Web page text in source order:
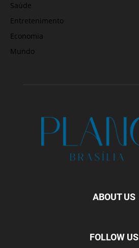
Saúde
Entretenimento
Economia
Mundo
ABOUT US
FOLLOW US